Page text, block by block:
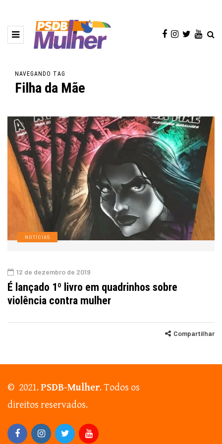
NAVEGANDO TAG
Filha da Mãe
NOTÍCIAS
12 de dezembro de 2019
É lançado 1º livro em quadrinhos sobre
violência contra mulher
Compartilhar
© 2021.PSDB-Mulher. Todos os
direitos reservados.